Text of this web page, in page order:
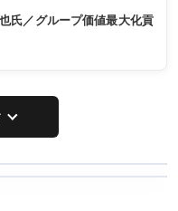
氏／グループ価値最大化貢